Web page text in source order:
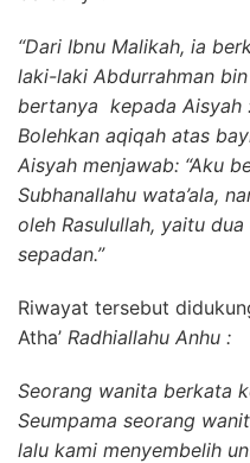
“Dari Ibnu Malikah, ia
laki-laki Abdurrahman
bertanya kepada Aisyah
Bolehkan aqiqah atas
Aisyah menjawab: “Aku
Subhanallahu wata’ala,
oleh Rasulullah, yaitu
sepadan.”
Riwayat tersebut
Atha’ Radhiallahu Anhu :
Seorang wanita berkata
Seumpama seorang
lalu kami menyembelih